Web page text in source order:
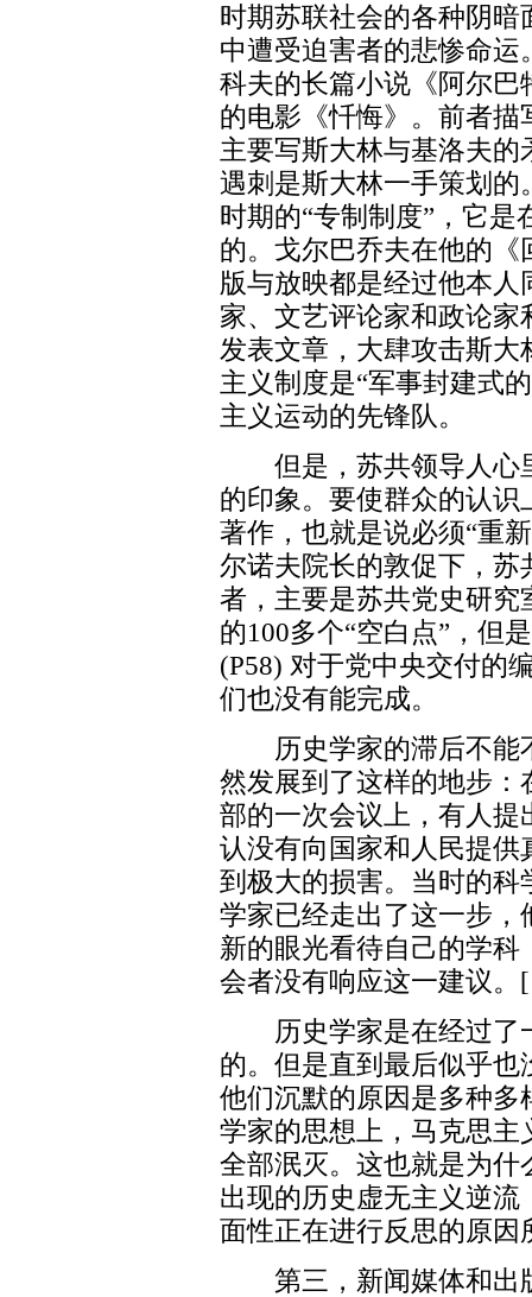
时期苏联社会的各种阴
中遭受迫害者的悲惨命运
科夫的长篇小说《阿尔巴
的电影《忏悔》。前者
主要写斯大林与基洛夫
遇刺是斯大林一手策划
时期的“专制制度”，它
的。戈尔巴乔夫在他的
版与放映都是经过他本人
家、文艺评论家和政论
发表文章，大肆攻击斯大
主义制度是“军事封建式
主义运动的先锋队。
但是，苏共领导人心
的印象。要使群众的认
著作，也就是说必须“重
尔诺夫院长的敦促下，
者，主要是苏共党史研
的100多个“空白点”，但
(P58) 对于党中央交付的
们也没有能完成。
历史学家的滞后不能
然发展到了这样的地步
部的一次会议上，有人
认没有向国家和人民提
到极大的损害。当时的科
学家已经走出了这一步
新的眼光看待自己的学科
会者没有响应这一建议。
历史学家是在经过了
的。但是直到最后似乎
他们沉默的原因是多种
学家的思想上，马克思
全部泯灭。这也就是为
出现的历史虚无主义逆
面性正在进行反思的原因
第三，新闻媒体和出